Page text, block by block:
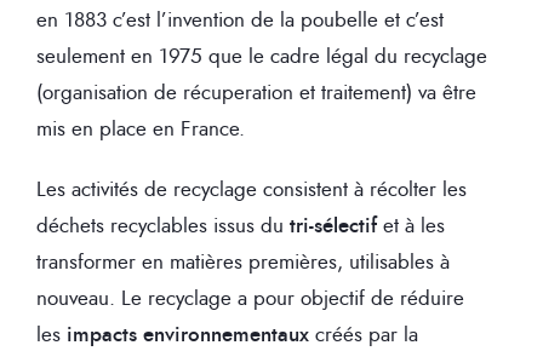
en 1883 c’est l’invention de la poubelle et c’est
seulement en 1975 que le cadre légal du recyclage
(organisation de récuperation et traitement) va être
mis en place en France.
Les activités de recyclage consistent à récolter les
déchets recyclables issus du tri-sélectifet à les
transformer en matières premières, utilisables à
nouveau. Le recyclage a pour objectif de réduire
les impacts environnementaux créés par la